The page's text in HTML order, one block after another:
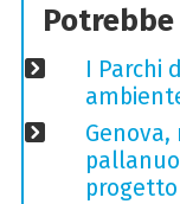
I Parchi
progetto